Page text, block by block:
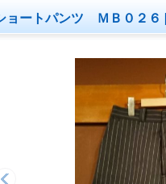
ョートパンツ ＭＢ０２６